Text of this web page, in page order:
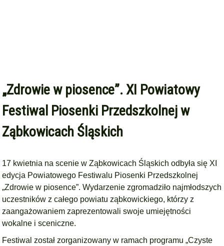
„Zdrowie w piosence”. XI Powiatowy
Festiwal Piosenki Przedszkolnej w
Ząbkowicach Śląskich
17 kwietnia na scenie w Ząbkowicach Śląskich odbyła się XI
edycja Powiatowego Festiwalu Piosenki Przedszkolnej
„Zdrowie w piosence”. Wydarzenie zgromadziło najmłodszych
uczestników z całego powiatu ząbkowickiego, którzy z
zaangażowaniem zaprezentowali swoje umiejętności
wokalne i sceniczne.
Festiwal został zorganizowany w ramach programu „Czyste